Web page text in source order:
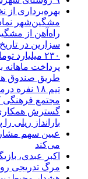
بهره‌برداری از
مشگین‌شهر
راه‌آهن از
سزارین در
۲۳۰ میلیارد تومان برای تالار شهر اردبیل تأمین شد
طریق صندوق
تیم ۱۸ نفره درمان اردبیل در مهران مستقر می‌شود
مجتمع فرهنگی
گسترش همکاری
بارانداز ریلی
عیین سهم
می‌کند
اکبر عبدی،
مرگ تدریجی